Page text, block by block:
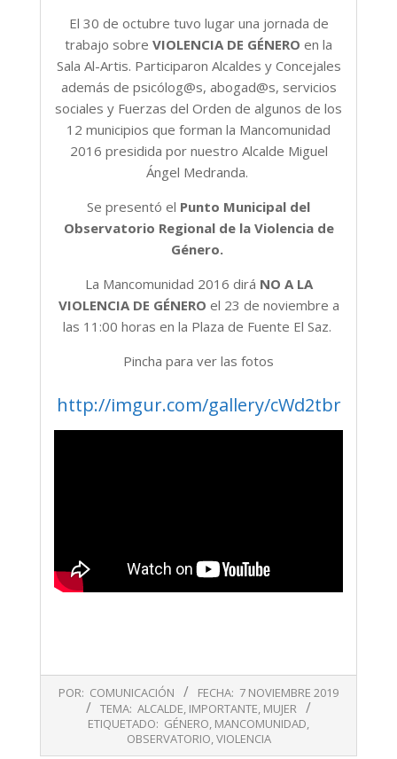
El 30 de octubre tuvo lugar una jornada de
trabajo sobre VIOLENCIA DE GÉNERO en la
Sala Al-Artis. Participaron Alcaldes y Concejales
además de psicólog@s, abogad@s, servicios
sociales y Fuerzas del Orden de algunos de los
12 municipios que forman la Mancomunidad
2016 presidida por nuestro Alcalde Miguel
Ángel Medranda.
Se presentó el Punto Municipal del
Observatorio Regional de la Violencia de
Género.
La Mancomunidad 2016 dirá NO A LA
VIOLENCIA DE GÉNERO el 23 de noviembre a
las 11:00 horas en la Plaza de Fuente El Saz.
Pincha para ver las fotos
http://imgur.com/gallery/cWd2tbr
11-
POR: COMUNICACIÓN FECHA: 7 NOVIEMBRE 2019
TEMA: ALCALDE, IMPORTANTE, MUJER
ETIQUETADO: GÉNERO, MANCOMUNIDAD,
OBSERVATORIO,VIOLENCIA